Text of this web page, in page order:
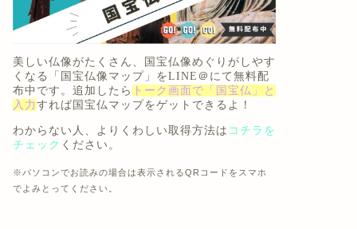
美しい仏像がたくさん 、国宝仏像めぐりがしやす
くなる「 国宝仏像マップ 」をLINE＠にて無料配
布中 です。追加したら トーク画面で「国宝仏」と
入力 すれば国宝仏マップをゲットできるよ！
わからない人、よりくわしい取得方法は コチラを
チェック ください。
※パソコンでお読みの場合は表示されるQRコードをスマホ
でよみとってください。